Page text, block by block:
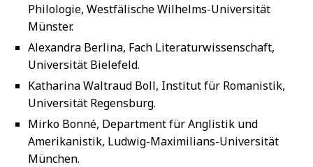
Philologie, Westfälische Wilhelms-Universität
Münster.
Alexandra Berlina, Fach Literaturwissenschaft,
Universität Bielefeld.
Katharina Waltraud Boll, Institut für Romanistik,
Universität Regensburg.
Mirko Bonné, Department für Anglistik und
Amerikanistik, Ludwig-Maximilians-Universität
München.